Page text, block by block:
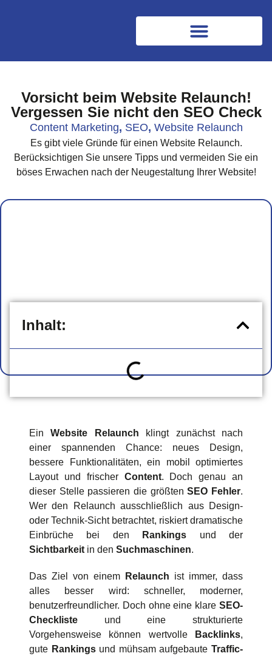
Vorsicht beim Website Relaunch!
Vergessen Sie nicht den SEO Check
Content Marketing, SEO, Website Relaunch
Es gibt viele Gründe für einen Website Relaunch.
Berücksichtigen Sie unsere Tipps und vermeiden Sie ein
böses Erwachen nach der Neugestaltung Ihrer Website!
Inhalt:
EinWebsite Relaunch klingt zunächst nach
einer spannenden Chance: neues Design,
bessere Funktionalitäten, ein mobil optimiertes
Layout und frischer Content. Doch genau an
dieser Stelle passieren die größtenSEO Fehler.
Wer den Relaunch ausschließlich aus Design-
oder Technik-Sicht betrachtet, riskiert dramatische
Einbrüche bei den
Rankings und der
Sichtbarkeitin den Suchmaschinen.
Das Ziel von einem Relaunch ist immer, dass
alles besser wird: schneller, moderner,
benutzerfreundlicher. Doch ohne eine klare SEO-
Checkliste und eine strukturierte
Vorgehensweise können wertvolle
Backlinks,
gute Rankingsund mühsam aufgebauteTraffic-